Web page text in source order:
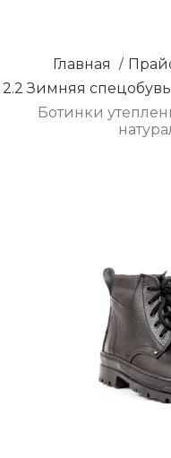
Главная /
2.2 Зимняя спецобувь
Ботинки